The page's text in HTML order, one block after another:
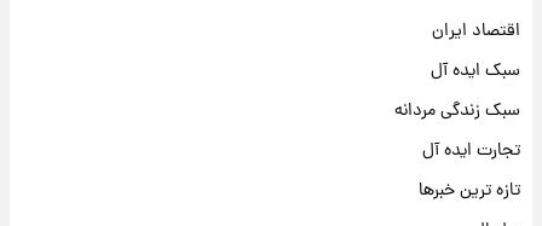
اقتصاد ایران
سبک ایده آل
سبک زندگی مردانه
تجارت ایده آل
تازه ترین خبرها